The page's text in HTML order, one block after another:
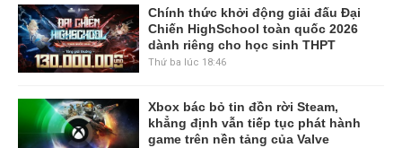
Chính thức khởi động giải đấu Đại
Chiến HighSchool toàn quốc 2026
dành riêng cho học sinh THPT
Thứ ba lúc 18:46
Xbox bác bỏ tin đồn rời Steam,
khẳng định vẫn tiếp tục phát hành
game trên nền tảng của Valve